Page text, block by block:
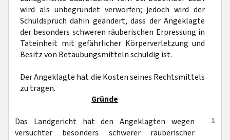
wird als unbegründet verworfen; jedoch wird der
Schuldspruch dahin geändert, dass der Angeklagte
der besonders schweren räuberischen Erpressung in
Tateinheit mit gefährlicher Körperverletzung und
Besitz von Betäubungsmitteln schuldig ist.
Der Angeklagte hat die Kosten seines Rechtsmittels
zu tragen.
Gründe
1
Das Landgericht hat den Angeklagten wegen
versuchter besonders schwerer räuberischer